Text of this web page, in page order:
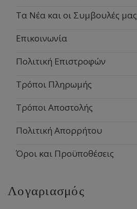
Τα Νέα και οι Συμβουλές μας
Επικοινωνία
Πολιτική Επιστροφών
Τρόποι Πληρωμής
Τρόποι Αποστολής
Πολιτική Απορρήτου
Όροι και Προϋποθέσεις
Λογαριασμός